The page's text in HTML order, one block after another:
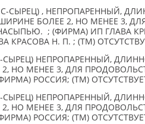
СЫРЕЦ) , НЕПРОПАРЕННЫЙ,
БОЛЕЕ 2, НО МЕНЕЕ 3,
; (ФИРМА) ИП ГЛАВА
КРАСОВА Н. П. ; (TM)
НЕПРОПАРЕННЫЙ,
НО МЕНЕЕ 3, ДЛЯ
РОССИЯ; (TM)
НЕПРОПАРЕННЫЙ,
НО МЕНЕЕ 3, ДЛЯ
РОССИЯ; (TM)